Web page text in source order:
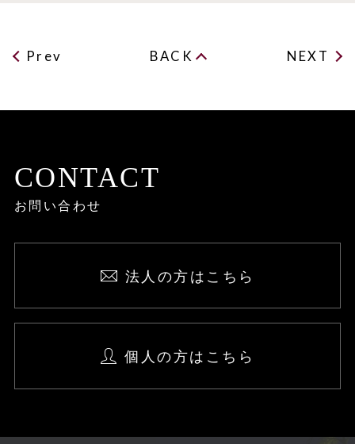
Prev BACK NEXT
CONTACT
お問い合わせ
法人の方はこちら
個人の方はこちら